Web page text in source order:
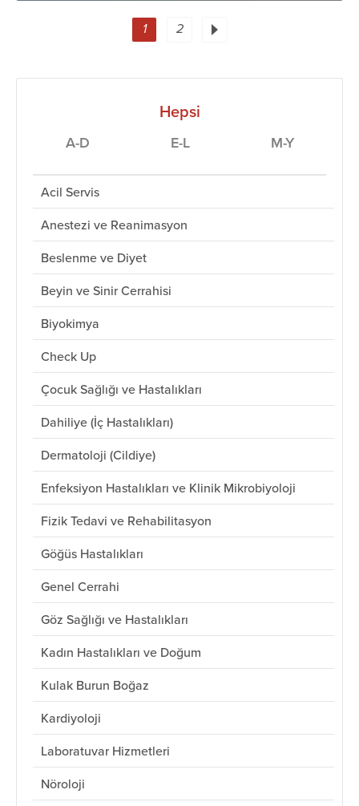
Hepsi
A-D E-L M-Y
Acil Servis
Anestezi ve Reanimasyon
Beslenme ve Diyet
Beyin ve Sinir Cerrahisi
Biyokimya
Check Up
Çocuk Sağlığı ve Hastalıkları
Dahiliye (İç Hastalıkları)
Dermatoloji (Cildiye)
Enfeksiyon Hastalıkları ve Klinik Mikrobiyoloji
Fizik Tedavi ve Rehabilitasyon
Göğüs Hastalıkları
Genel Cerrahi
Göz Sağlığı ve Hastalıkları
Kadın Hastalıkları ve Doğum
Kulak Burun Boğaz
Kardiyoloji
Laboratuvar Hizmetleri
Nöroloji
1 2